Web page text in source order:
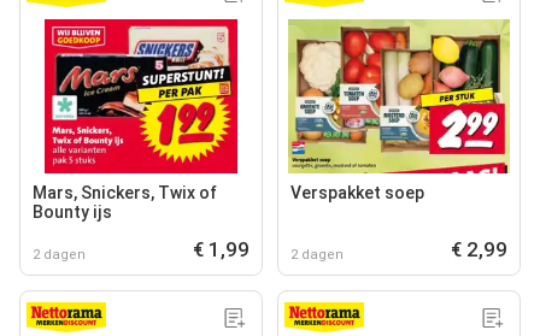
Mars, Snickers, Twix of
Bounty ijs
2 dagen € 1,99
Verspakket soep
2 dagen € 2,99